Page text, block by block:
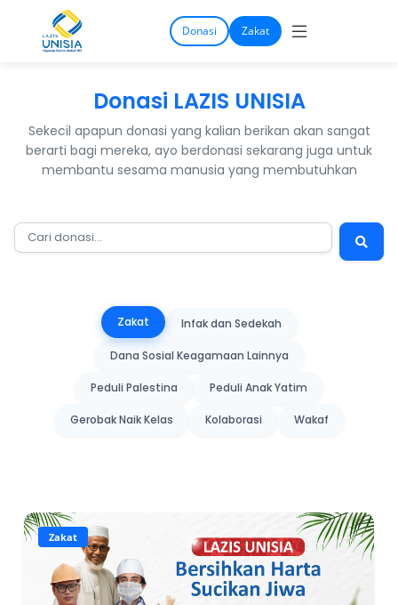
Donasi Zakat
Donasi LAZIS UNISIA
Sekecil apapun donasi yang kalian berikan akan sangat
berarti bagi mereka, ayo berdonasi sekarang juga untuk
membantu sesama manusia yang membutuhkan
Zakat Infak dan Sedekah
Dana Sosial Keagamaan Lainnya
Peduli Palestina Peduli Anak Yatim
Gerobak Naik Kelas Kolaborasi Wakaf
Zakat